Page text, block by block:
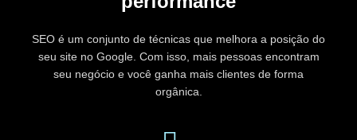
SEO é um conjunto de técnicas que melhora a posição do
seu site no Google. Com isso, mais pessoas encontram
seu negócio e você ganha mais clientes de forma
orgânica.